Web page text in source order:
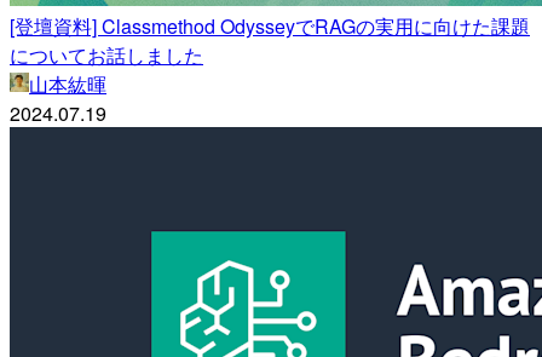
[登壇資料] Classmethod OdysseyでRAGの実用に向けた課題
についてお話しました
山本紘暉
2024.07.19